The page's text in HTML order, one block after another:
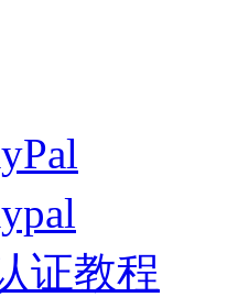
证教程